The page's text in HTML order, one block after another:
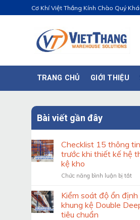
qua
Cơ Khí Việt Thắng Kính Chào Quý
TRANG CHỦ GIỚI THIỆU
Bài viết gần đây
Checklist 15 thông
trước khi thiết kế hệ
kệ kho
Chức năng bình luận bị tắtở
15
tin
Kiểm soát độ ổn định
khung kệ Double
tiêu chuẩn